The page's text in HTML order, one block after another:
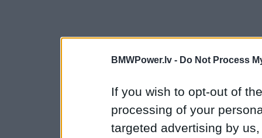
BMWPower.lv - Do Not Process
If you wish to opt-out of
processing of your
targeted advertising by